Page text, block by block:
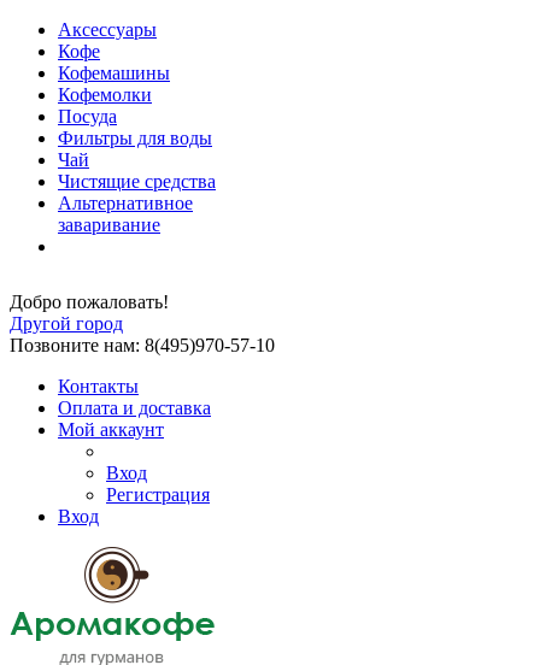
Аксессуары
Кофе
Кофемашины
Кофемолки
Посуда
Фильтры для воды
Чай
Чистящие средства
Альтернативное
заваривание
Добро пожаловать!
Другой город
Позвоните нам: 8(495)970-57-10
Контакты
Оплата и доставка
Мой аккаунт
Вход
Регистрация
Вход